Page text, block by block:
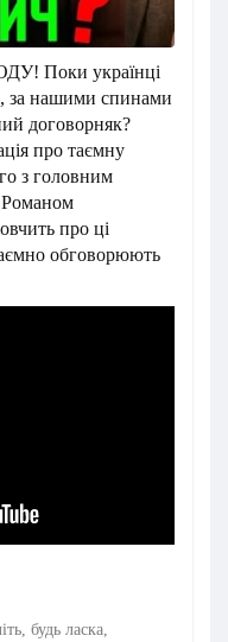
Поки українці
за нашими спинами
договорняк?
про таємну
з головним
Романом
про ці
обговорюють
будь ласка,